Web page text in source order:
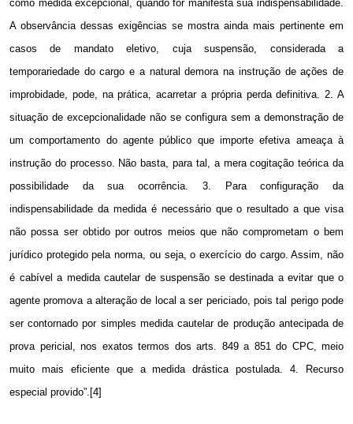
como medida excepcional, quando for manifesta sua indispensabilidade.
A observância dessas exigências se mostra ainda mais pertinente em
casos de mandato eletivo, cuja suspensão, considerada a
temporariedade do cargo e a natural demora na instrução de ações de
improbidade, pode, na prática, acarretar a própria perda definitiva.2. A
situação de excepcionalidade não se configura sem a demonstração de
um comportamento do agente público que importe efetiva ameaça à
instrução do processo. Não basta, para tal, a mera cogitação teórica da
possibilidade da sua ocorrência. 3. Para configuração da
indispensabilidade da medida é necessário que o resultado a que visa
não possa ser obtido por outros meios que não comprometam o bem
jurídico protegido pela norma, ou seja, o exercício do cargo. Assim, não
é cabível a medida cautelar de suspensão se destinada a evitar que o
agente promova a alteração de local a ser periciado, pois tal perigo pode
ser contornado por simples medida cautelar de produção antecipada de
prova pericial, nos exatos termos dos arts. 849 a851 do CPC, meio
muito mais eficiente que a medida drástica postulada. 4. Recurso
especial provido”.[4]